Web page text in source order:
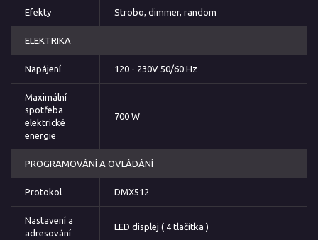
Efekty Strobo, dimmer, random
ELEKTRIKA
Napájení 120 - 230V 50/60 Hz
Maximální
spotřeba
elektrické
energie
700 W
PROGRAMOVÁNÍ A OVLÁDÁNÍ
Protokol DMX512
Nastavení a
adresování
LED displej ( 4 tlačítka )